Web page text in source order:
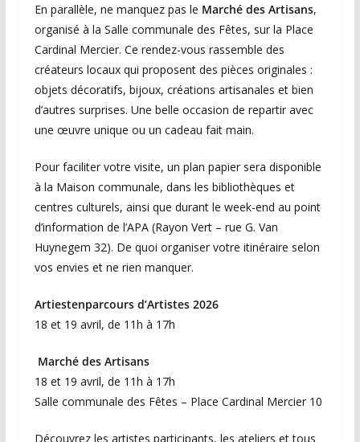
En parallèle, ne manquez pas le Marché des Artisans,
organisé à la Salle communale des Fêtes, sur la Place
Cardinal Mercier. Ce rendez-vous rassemble des
créateurs locaux qui proposent des pièces originales :
objets décoratifs, bijoux, créations artisanales et bien
d’autres surprises. Une belle occasion de repartir avec
une œuvre unique ou un cadeau fait main.
Pour faciliter votre visite, un plan papier sera disponible
à la Maison communale, dans les bibliothèques et
centres culturels, ainsi que durant le week-end au point
d’information de l’APA (Rayon Vert – rue G. Van
Huynegem 32). De quoi organiser votre itinéraire selon
vos envies et ne rien manquer.
Artiestenparcours d’Artistes 2026
18 et 19 avril, de 11h à 17h
Marché des Artisans
18 et 19 avril, de 11h à 17h
Salle communale des Fêtes – Place Cardinal Mercier 10
Découvrez les artistes participants, les ateliers et tous